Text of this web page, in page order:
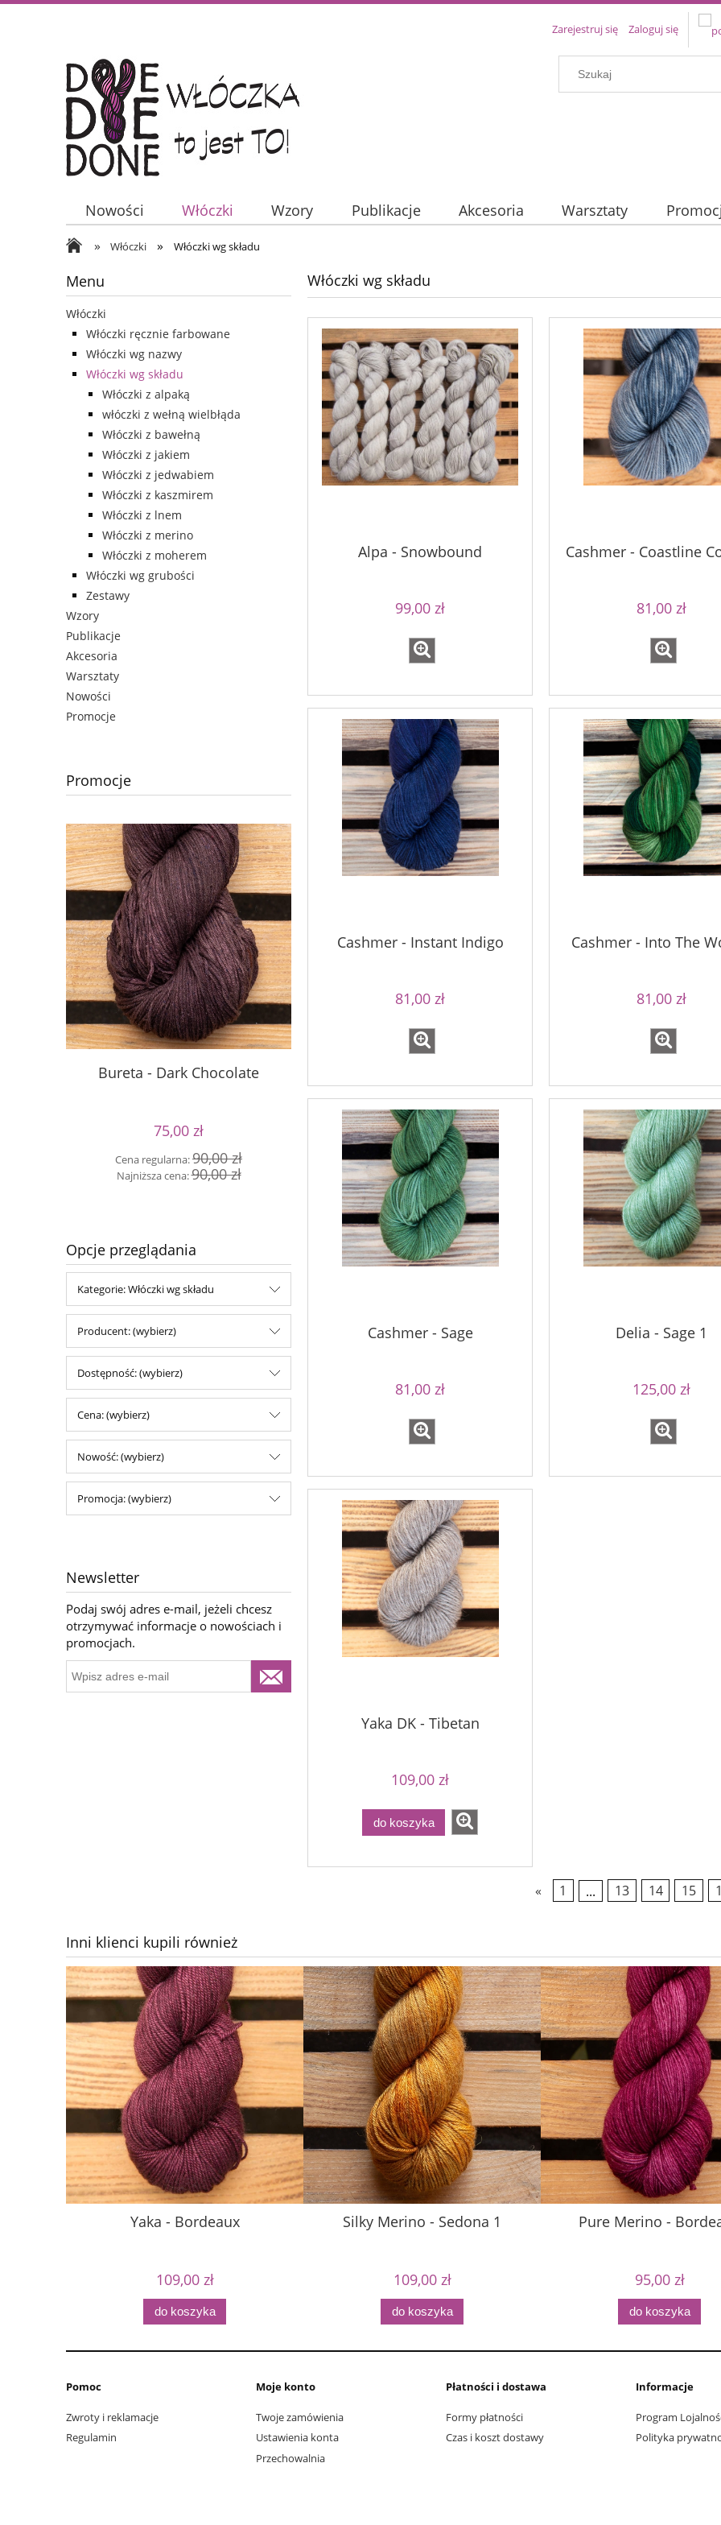
Zarejestruj się Zaloguj się
Nowości Włóczki Wzory Publikacje Akcesoria Warsztaty
» Włóczki » Włóczki wg składu
Menu
Włóczki
Włóczki ręcznie farbowane
Włóczki wg nazwy
Włóczki wg składu
Włóczki z alpaką
włóczki z wełną wielbłąda
Włóczki z bawełną
Włóczki z jakiem
Włóczki z jedwabiem
Włóczki z kaszmirem
Włóczki z lnem
Włóczki z merino
Włóczki z moherem
Włóczki wg grubości
Zestawy
Wzory
Publikacje
Akcesoria
Warsztaty
Nowości
Promocje
Promocje
Bureta - Dark Chocolate
75,00 zł
Cena regularna:90,00 zł
Najniższa cena:90,00 zł
Simple Sock - 20
54,00 zł
Cena regularna:69,00 zł
Najniższa cena:69,00 zł
do koszyka
75,00 zł
Cena regularna:90,00 zł
Najniższa cena:90,00 zł
Opcje przeglądania
Kategorie: Włóczki wg składu
Producent: (wybierz)
Dostępność: (wybierz)
Cena: (wybierz)
Nowość: (wybierz)
Promocja: (wybierz)
Newsletter
Podaj swój adres e-mail, jeżeli chcesz
otrzymywać informacje o nowościach i
promocjach.
Włóczki wg składu
Alpa - Snowbound
99,00 zł
Cashmer - Coastline
81,00 zł
Cashmer - Instant Indigo
81,00 zł
Cashmer - Into The
81,00 zł
Cashmer - Sage
81,00 zł
Delia - Sage 1
125,00 zł
Yaka DK - Tibetan
109,00 zł
do koszyka
« 1 ... 13 14 15
Inni klienci kupili również
Yaka - Bordeaux
109,00 zł
do koszyka
Silky Merino - Sedona 1
109,00 zł
do koszyka
Pure Merino -
95,00 zł
do koszyka
Pomoc
Zwroty i reklamacje
Regulamin
Moje konto
Twoje zamówienia
Ustawienia konta
Przechowalnia
Płatności i dostawa
Formy płatności
Czas i koszt dostawy
Informacje
Program
Polityka